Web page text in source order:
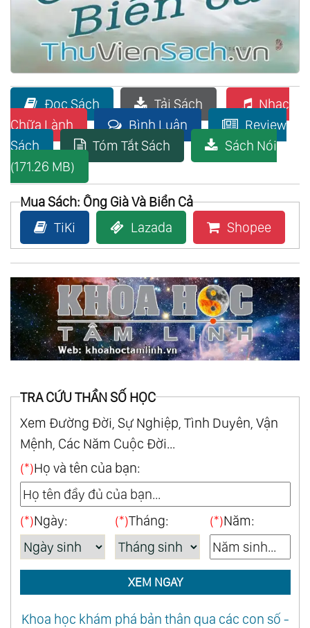
Đọc Sách Tải Sách
Nhạc
Chữa Lành
Bình Luận
Review
Sách
Tóm Tắt Sách
Sách Nói
(171.26 MB)
Mua Sách: Ông Già Và Biển Cả
TiKi
Lazada Shopee
TRA CỨU THẦN SỐ HỌC
Xem Đường Đời, Sự Nghiệp, Tình Duyên, Vận
Mệnh, Các Năm Cuộc Đời...
(*)Họ và tên của bạn:
(*)Ngày: (*)Tháng: (*)Năm:
XEM NGAY
Khoa học khám phá bản thân qua các con số -